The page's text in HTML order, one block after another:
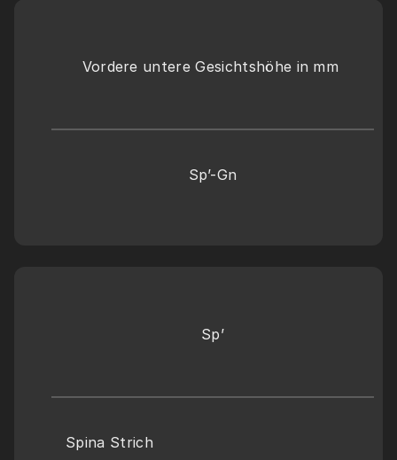
Vordere untere Gesichtshöhe in mm
Sp’-Gn
Sp’
Spina Strich